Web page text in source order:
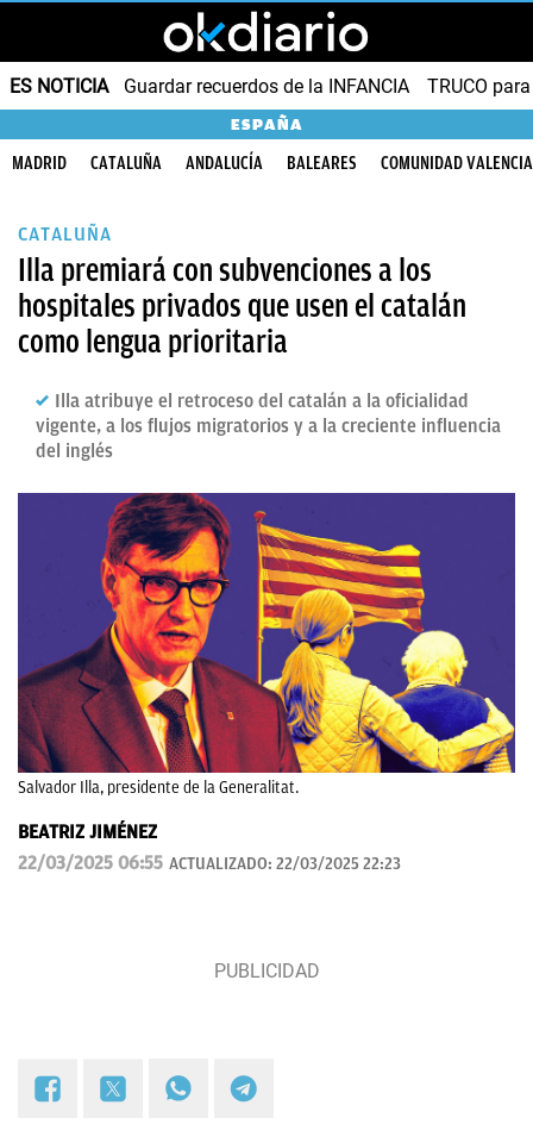
ES NOTICIA Guardar recuerdos de la INFANCIA TRUCO
ESPAÑA
MADRID CATALUÑA ANDALUCÍA BALEARES COMUNIDAD
CATALUÑA
Illa premiará con subvenciones a los
hospitales privados que usen el catalán
como lengua prioritaria
Illa atribuye el retroceso del catalán a la oficialidad
vigente, a los flujos migratorios y a la creciente influencia
del inglés
Salvador Illa, presidente de la Generalitat.
BEATRIZ JIMÉNEZ
22/03/2025 06:55 ACTUALIZADO: 22/03/2025 22:23